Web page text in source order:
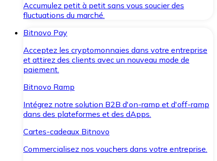
Accumulez petit à petit sans vous soucier des
fluctuations du marché.
Bitnovo Pay
Acceptez les cryptomonnaies dans votre entreprise
et attirez des clients avec un nouveau mode de
paiement.
Bitnovo Ramp
Intégrez notre solution B2B d'on-ramp et d'off-ramp
dans des plateformes et des dApps.
Cartes-cadeaux Bitnovo
Commercialisez nos vouchers dans votre entreprise.